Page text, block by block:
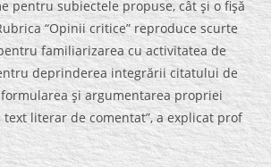
pentru subiectele propuse, cât şi o fişă
“Opinii critice” reproduce scurte
familiarizarea cu activitatea de
deprinderea integrării citatului de
şi argumentarea propriei
literar de comentat”, a explicat prof